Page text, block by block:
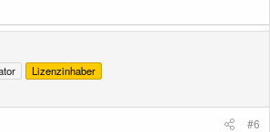
Lizenzinhaber
#6